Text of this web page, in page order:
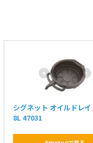
シグネット オイルドレ
8L 47031